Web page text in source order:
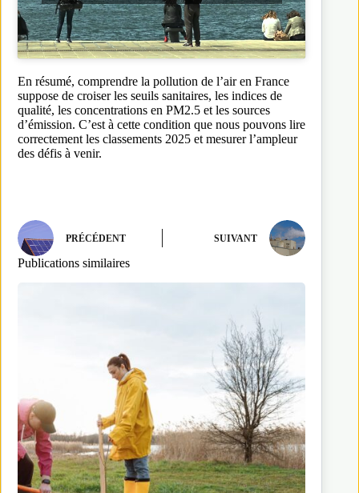
En résumé, comprendre la pollution de l’air en France
suppose de croiser les seuils sanitaires, les indices de
qualité, les concentrations en PM2.5 et les sources
d’émission. C’est à cette condition que nous pouvons lire
correctement les classements 2025 et mesurer l’ampleur
des défis à venir.
PRÉCÉDENT SUIVANT
Publications similaires